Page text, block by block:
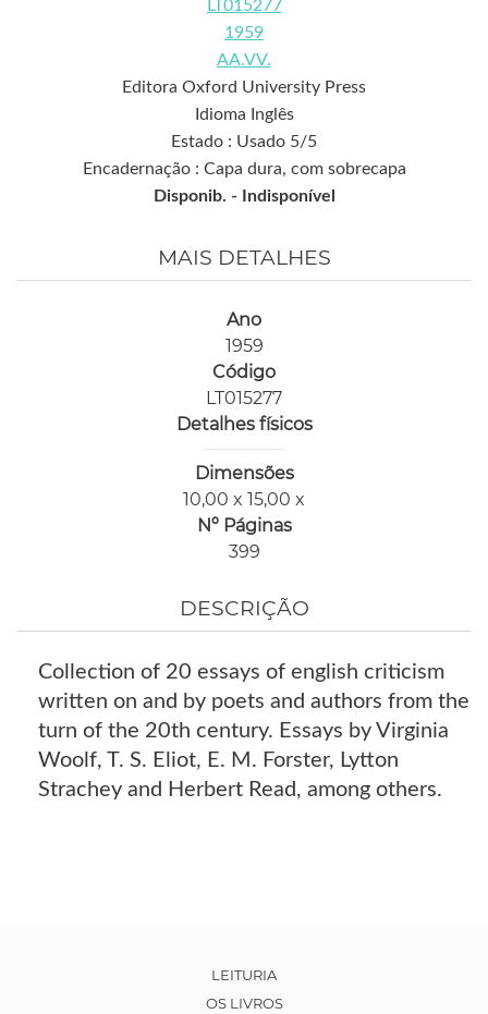
LT015277
1959
AA.VV.
Editora Oxford University Press
Idioma Inglês
Estado : Usado 5/5
Encadernação : Capa dura, com sobrecapa
Disponib. -
Indisponível
MAIS DETALHES
Ano
1959
Código
LT015277
Detalhes físicos
Dimensões
10,00 x 15,00 x
Nº Páginas
399
DESCRIÇÃO
Collection of 20 essays of english criticism
written on and by poets and authors from the
turn of the 20th century. Essays by Virginia
Woolf, T. S. Eliot, E. M. Forster, Lytton
Strachey and Herbert Read, among others.
LEITURIA
OS LIVROS